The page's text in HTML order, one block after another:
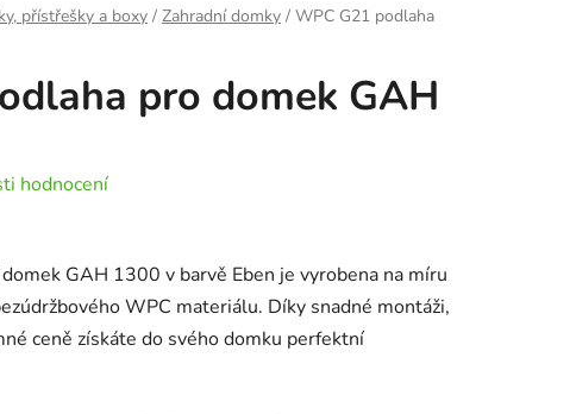
přístřešky a boxy / Zahradní domky / WPC G21 podlaha
pro domek GAH
hodnocení
GAH 1300 v barvě Eben je vyrobena na míru
WPC materiálu. Díky snadné montáži,
ceně získáte do svého domku perfektní